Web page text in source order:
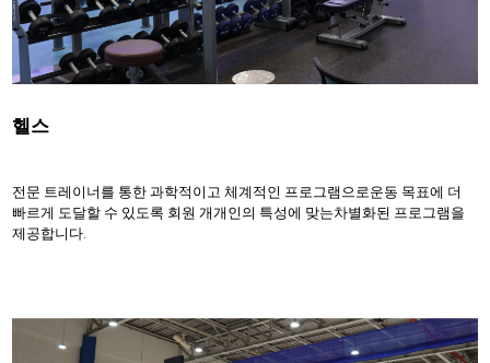
헬스
전문 트레이너를 통한 과학적이고 체계적인 프로그램으로운동 목표에 더
빠르게 도달할 수 있도록 회원 개개인의 특성에 맞는차별화된 프로그램을
제공합니다.